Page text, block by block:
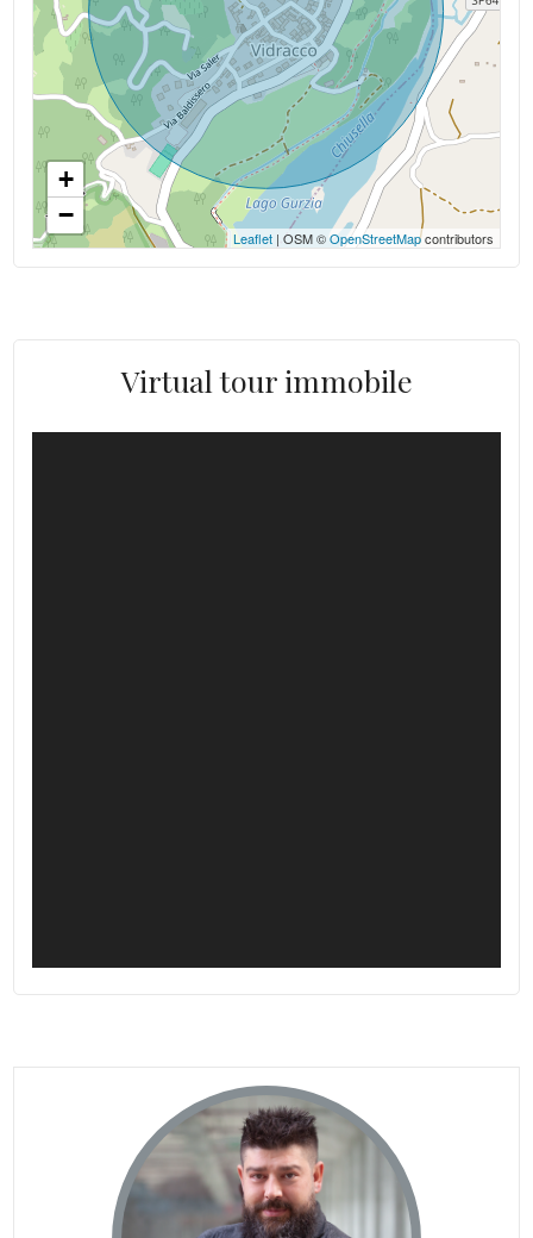
+
−
Leaflet| OSM ©OpenStreetMapcontributors
Virtual tour immobile